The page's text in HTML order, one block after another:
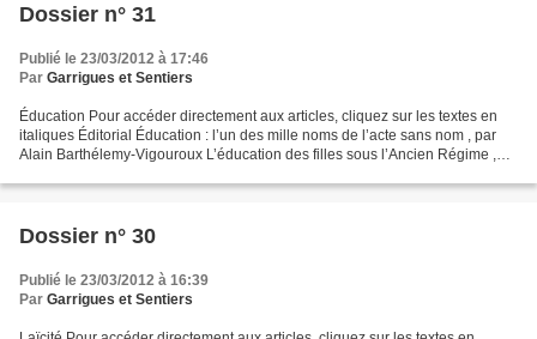
Dossier n° 31
Publié le 23/03/2012 à 17:46
Par Garrigues et Sentiers
Éducation Pour accéder directement aux articles, cliquez sur les textes en
italiques Éditorial Éducation : l’un des mille noms de l’acte sans nom , par
Alain Barthélemy-Vigouroux L’éducation des filles sous l’Ancien Régime ,
Dossier n° 30
Publié le 23/03/2012 à 16:39
Par Garrigues et Sentiers